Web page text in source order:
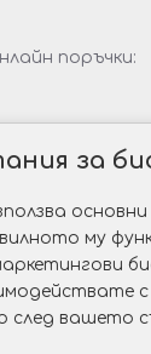
поръчки:
Victoria
годежен
за
му
след вашето